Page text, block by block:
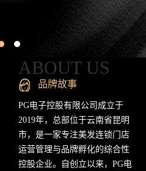
ABOUT US
品牌故事
PG电子控股有限公司成立于
2019年，总部位于云南省昆明
市，是一家专注美发连锁门店
运营管理与品牌孵化的综合性
控股企业。自创立以来，PG电